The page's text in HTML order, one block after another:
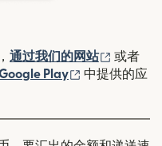
通过我们的网站 （在新
或者
新窗口中打开）
Play （在新窗口中
中提供的应